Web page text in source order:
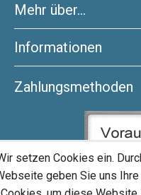
Mehr über...
Informationen
Zahlungsmethoden
setzen Cookies ein.
geben Sie uns